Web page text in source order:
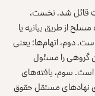
قائل شد. نخست،
از طریق بیانیه یا
دوم، اتهام‌ها؛ یعنی
گروهی را مسئول
است. سوم، یافته‌های
نهادهای مستقل حقوق